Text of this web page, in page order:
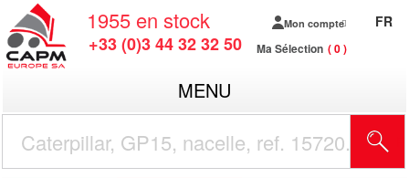
1955 en stock
+33 (0)3 44 32 32 50
Mon compte
Ma Sélection 0
FR
MENU